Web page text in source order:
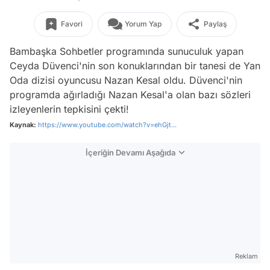
Favori Yorum Yap Paylaş
Bambaşka Sohbetler programında sunuculuk yapan
Ceyda Düvenci'nin son konuklarından bir tanesi de Yan
Oda dizisi oyuncusu Nazan Kesal oldu. Düvenci'nin
programda ağırladığı Nazan Kesal'a olan bazı sözleri
izleyenlerin tepkisini çekti!
Kaynak: https://www.youtube.com/watch?v=ehGjt...
İçeriğin Devamı Aşağıda
Reklam